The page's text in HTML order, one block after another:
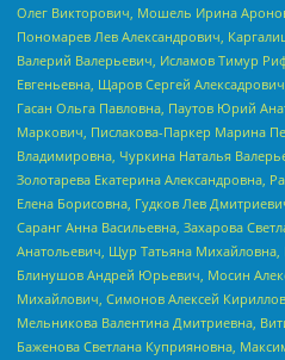
Олег Викторович, Мошель Ирина
Пономарев Лев Александрович,
Валерий Валерьевич, Исламов Тимур
Евгеньевна, Щаров Сергей
Гасан Ольга Павловна, Паутов Юрий
Маркович, Пислакова-Паркер Марина
Владимировна, Чуркина Наталья
Золотарева Екатерина Александровна,
Елена Борисовна, Гудков Лев
Саранг Анна Васильевна, Захарова
Анатольевич, Щур Татьяна
Блинушов Андрей Юрьевич, Мосин
Михайлович, Симонов Алексей
Мельникова Валентина Дмитриевна,
Баженова Светлана Куприяновна,